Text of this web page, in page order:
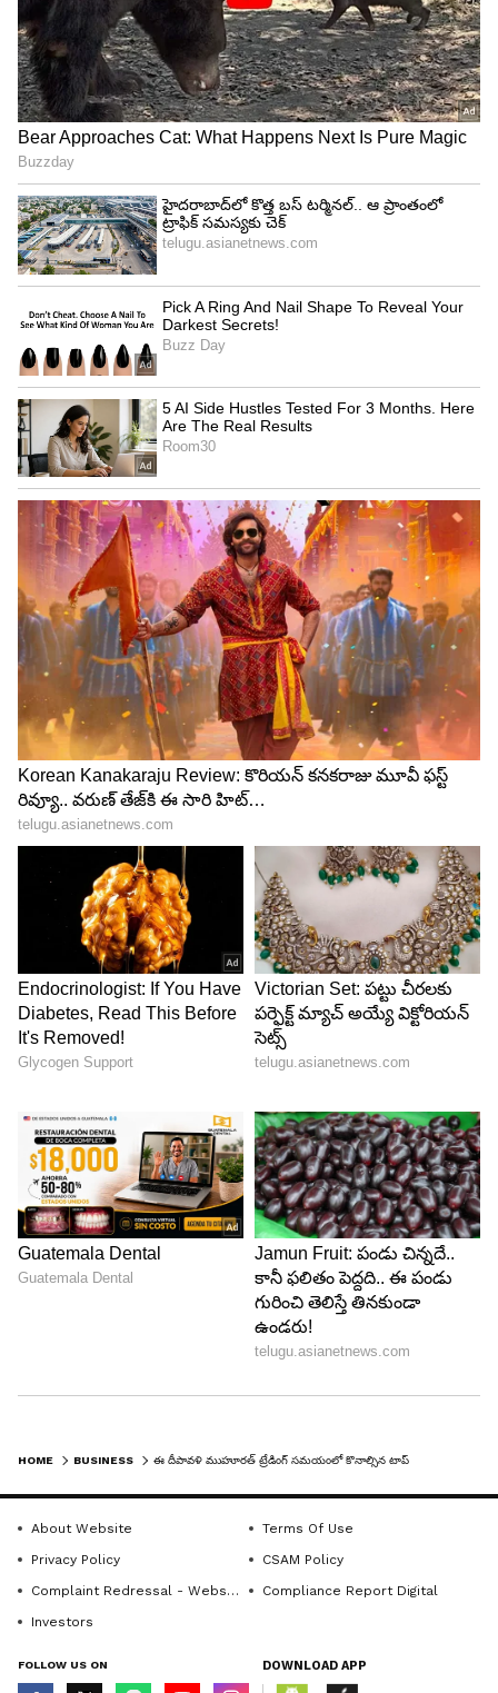
HOME BUSINESS
About Website
Terms Of Use
Privacy Policy
CSAM Policy
Complaint Redressal - Website
Compliance Report Digital
Investors
FOLLOW US ON DOWNLOAD APP